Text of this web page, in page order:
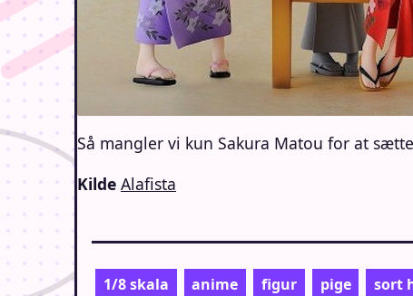
Så mangler vi kun Sakura Matou for at
Kilde Alafista
1/8 skala anime figur pige sort